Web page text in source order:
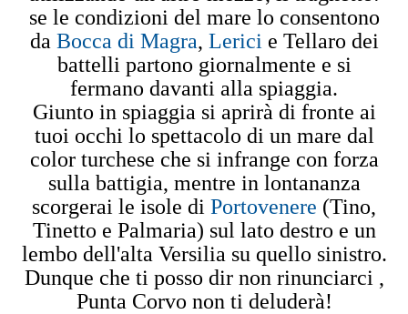
se le condizioni del mare lo consentono
da Bocca di Magra, Lerici e Tellaro dei
battelli partono giornalmente e si
fermano davanti alla spiaggia.
Giunto in spiaggia si aprirà di fronte ai
tuoi occhi lo spettacolo di un mare dal
color turchese che si infrange con forza
sulla battigia, mentre in lontananza
scorgerai le isole di Portovenere (Tino,
Tinetto e Palmaria) sul lato destro e un
lembo dell'alta Versilia su quello sinistro.
Dunque che ti posso dir non rinunciarci ,
Punta Corvo non ti deluderà!